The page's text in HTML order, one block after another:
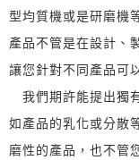
型均質機或是研磨機
產品不管是在設計、
讓您針對不同產品可
我們期許能提出獨
如產品的乳化或分散
磨性的產品，也不管